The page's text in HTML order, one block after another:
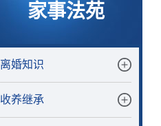
家事法苑
离婚知识
收养继承